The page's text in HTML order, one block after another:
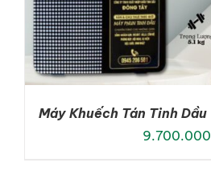
Máy Khuếch Tán Tinh
9.700.000